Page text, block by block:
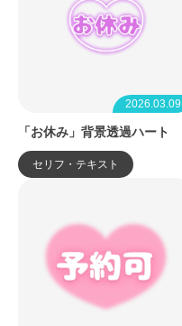
2026.03.09
「お休み」背景透過ハート
セリフ・テキスト